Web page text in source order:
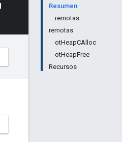
Resumen
remotas
remotas
otHeapCAlloc
otHeapFree
Recursos